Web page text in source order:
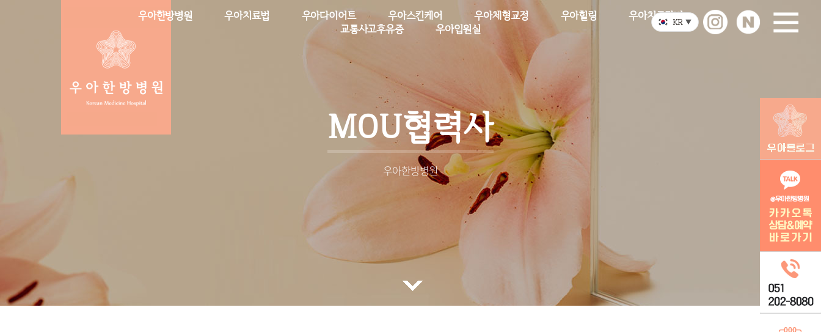
우아한방병원 우아치료법 우아다이어트 우아스킨케어 우아체형교정 우아힐링
우아치료장비
교통사고후유증
우아입원실 KR ▼
MOU협력사
우아한방병원